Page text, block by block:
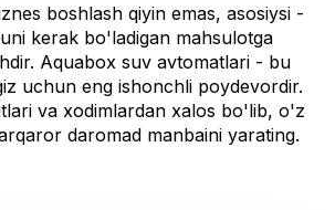
boshlash qiyin emas, asosiysi -
kerak bo'ladigan mahsulotga
Aquabox suv avtomatlari - bu
uchun eng ishonchli poydevordir.
va xodimlardan xalos bo'lib, o'z
daromad manbaini yarating.